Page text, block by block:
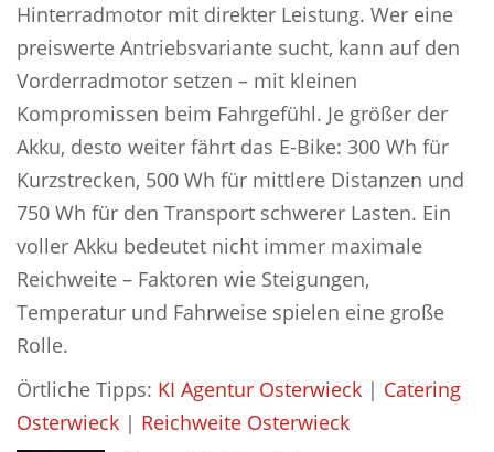
Hinterradmotor mit direkter Leistung. Wer eine
preiswerte Antriebsvariante sucht, kann auf den
Vorderradmotor setzen – mit kleinen
Kompromissen beim Fahrgefühl. Je größer der
Akku, desto weiter fährt das E-Bike: 300 Wh für
Kurzstrecken, 500 Wh für mittlere Distanzen und
750 Wh für den Transport schwerer Lasten. Ein
voller Akku bedeutet nicht immer maximale
Reichweite – Faktoren wie Steigungen,
Temperatur und Fahrweise spielen eine große
Rolle.
Örtliche Tipps: KI Agentur Osterwieck | Catering
Osterwieck | Reichweite Osterwieck